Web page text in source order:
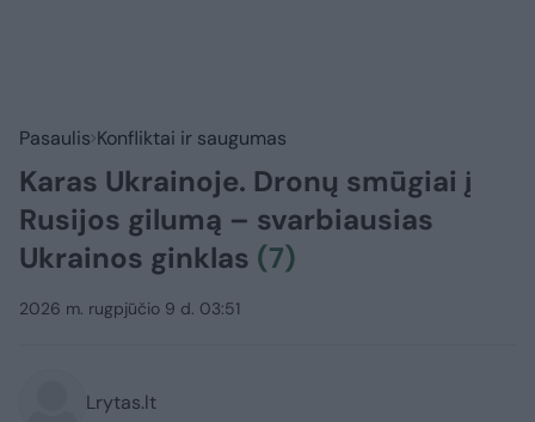
Pasaulis Konfliktai ir saugumas
Karas Ukrainoje. Dronų smūgiai į
Rusijos gilumą – svarbiausias
Ukrainos ginklas (7)
2026 m. rugpjūčio 9 d. 03:51
Lrytas.lt